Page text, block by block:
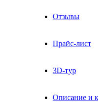
Отзывы
Прайс-лист
3D-тур
Описание и